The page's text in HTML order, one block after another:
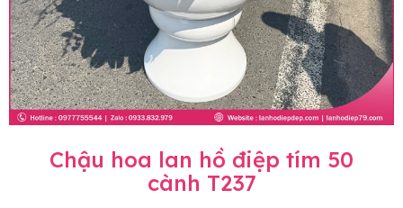
Chậu hoa lan hồ điệp tím 50
cành T237